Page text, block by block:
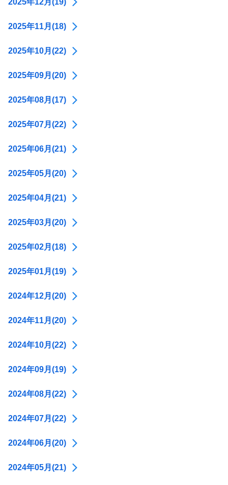
2025年12月(19)
2025年11月(18)
2025年10月(22)
2025年09月(20)
2025年08月(17)
2025年07月(22)
2025年06月(21)
2025年05月(20)
2025年04月(21)
2025年03月(20)
2025年02月(18)
2025年01月(19)
2024年12月(20)
2024年11月(20)
2024年10月(22)
2024年09月(19)
2024年08月(22)
2024年07月(22)
2024年06月(20)
2024年05月(21)